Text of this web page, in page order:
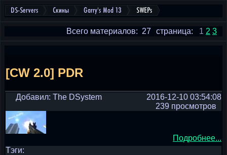
DS-Servers Скины Garry's Mod 13 SWEPs
страница: 1 2 3
Всего материалов: 27
[CW 2.0] PDR
Добавил: The DSystem
2016-12-10 03:54:08
239 просмотров
Подробнее...
Тэги: